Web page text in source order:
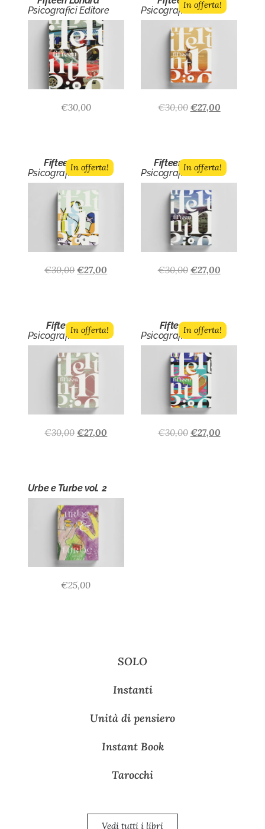
Psicografici Editore
€30,00
Psicografici Editore
In offerta!
€30,00 €27,00
Fifteen n.10
Psicografici Editore
In offerta!
€30,00 €27,00
Fifteen n.8/9
Psicografici Editore
In offerta!
€30,00 €27,00
Fifteen n.7
Psicografici Editore
In offerta!
€30,00 €27,00
Fifteen n.6
Psicografici Editore
In offerta!
€30,00 €27,00
Urbe e Turbe vol. 2
€25,00
SOLO
Instanti
Unità di pensiero
Instant Book
Tarocchi
Vedi tutti i libri